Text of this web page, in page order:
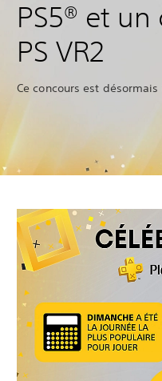
PS5® et
PS VR2
Ce concours est